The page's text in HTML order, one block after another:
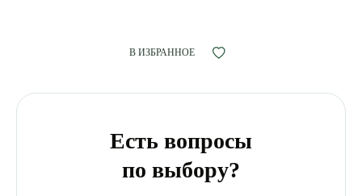
В ИЗБРАННОЕ
Есть вопросы
по выбору?